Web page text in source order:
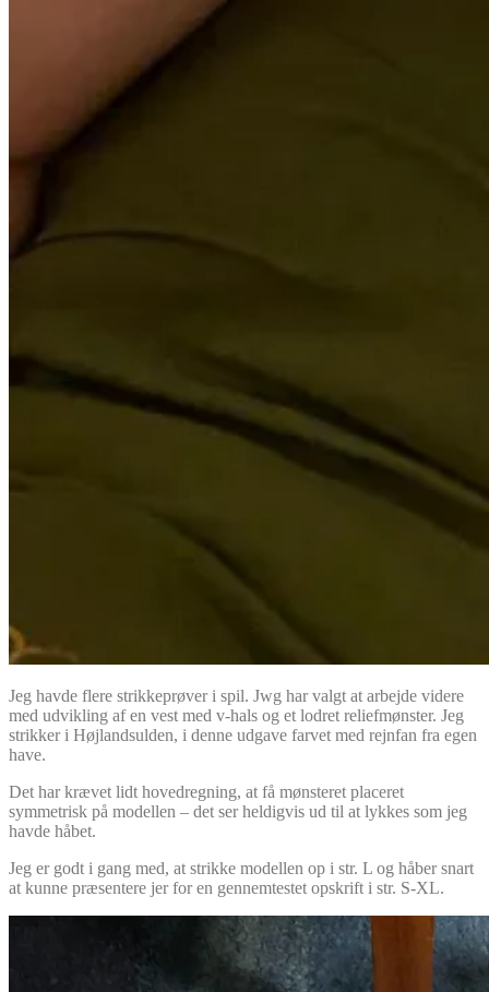
Jeg havde flere strikkeprøver i spil. Jwg har valgt at arbejde videre
med udvikling af en vest med v-hals og et lodret reliefmønster. Jeg
strikker i Højlandsulden, i denne udgave farvet med rejnfan fra egen
have.
Det har krævet lidt hovedregning, at få mønsteret placeret
symmetrisk på modellen – det ser heldigvis ud til at lykkes som jeg
havde håbet.
Jeg er godt i gang med, at strikke modellen op i str. L og håber snart
at kunne præsentere jer for en gennemtestet opskrift i str. S-XL.